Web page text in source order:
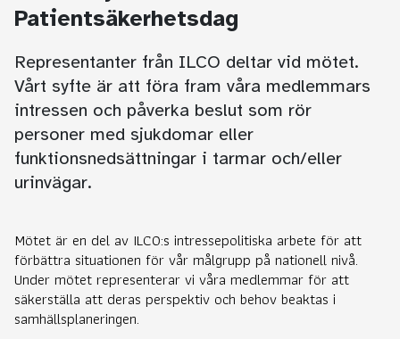
Patientsäkerhetsdag
Representanter från ILCO deltar vid mötet.
Vårt syfte är att föra fram våra medlemmars
intressen och påverka beslut som rör
personer med sjukdomar eller
funktionsnedsättningar i tarmar och/eller
urinvägar.
Mötet är en del av ILCO:s intressepolitiska arbete för att
förbättra situationen för vår målgrupp på nationell nivå.
Under mötet representerar vi våra medlemmar för att
säkerställa att deras perspektiv och behov beaktas i
samhällsplaneringen.